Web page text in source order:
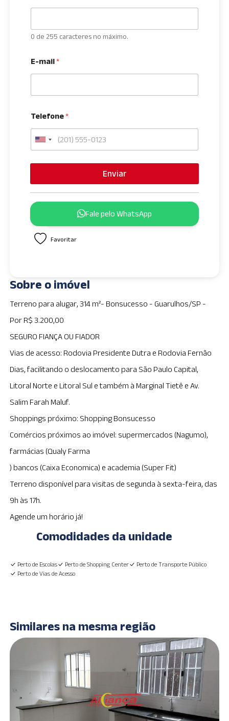
0 de 255 caracteres no máximo.
E-mail*
Telefone*
U
e
d
t
a
+
1
Enviar
Fale pelo WhatsApp
Favoritar
Sobre o imóvel
Terreno para alugar, 314 m²- Bonsucesso - Guarulhos/SP -
Por R$ 3.200,00
SEGURO FIANÇA OU FIADOR
Vias de acesso: Rodovia Presidente Dutra e Rodovia Fernão
Dias, facilitando o deslocamento para São Paulo Capital,
Litoral Norte e Litoral Sul e também à Marginal Tietê e Av.
Salim Farah Maluf.
Shoppings próximo: Shopping Bonsucesso
Comércios próximos ao imóvel: supermercados (Nagumo),
farmácias (Qualy Farma
) bancos (Caixa Economica) e academia (Super Fit)
Terreno disponível para visitas de segunda à sexta-feira, das
9h às 17h.
Agende um horário já!
Comodidades da unidade
Perto de Escolas Perto de Shopping Center
Perto de Transporte Público
Perto de Vias de Acesso
Similares na mesma região